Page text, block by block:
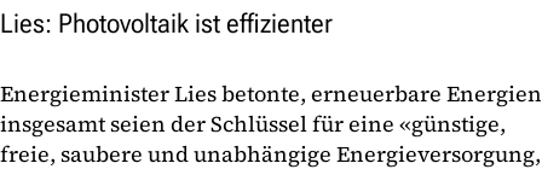
Lies: Photovoltaik ist effizienter
Energieminister Lies betonte, erneuerbare Energien
insgesamt seien der Schlüssel für eine «günstige,
freie, saubere und unabhängige Energieversorgung,